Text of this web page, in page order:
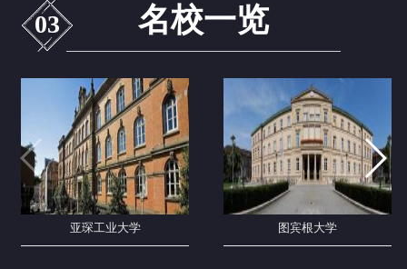
03 名校一览
亚琛工业大学 图宾根大学